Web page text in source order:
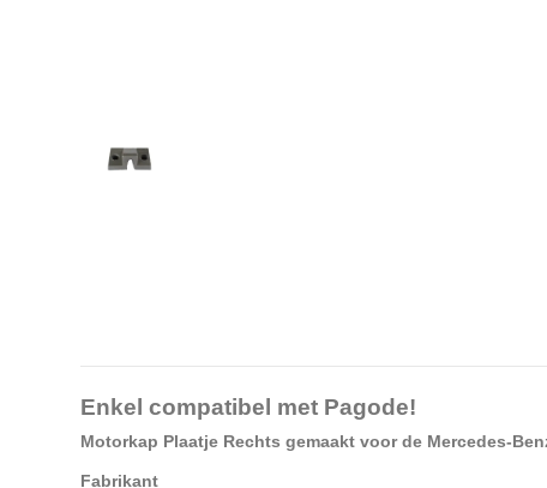
Enkel compatibel met Pagode!
Motorkap Plaatje Rechts gemaakt voor de Mercedes-
Fabrikant